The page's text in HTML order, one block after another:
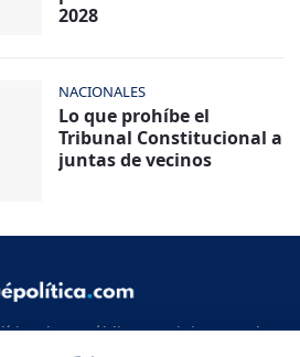
2028
NACIONALES
Lo que prohíbe el
Tribunal Constitucional a
juntas de vecinos
de República Dominicana y el